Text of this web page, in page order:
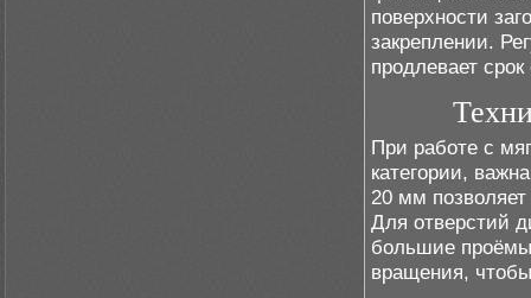
поверхности
закреплении.
продлевает
При работе с
категории,
20 мм
Для отверстий
большие
вращения,